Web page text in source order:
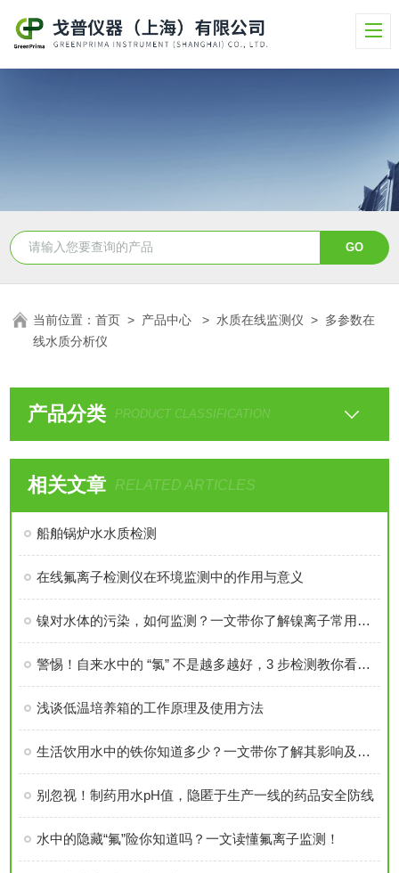
当前位置：首页 > 产品中心 > 水质在线监测仪 > 多参数在
线水质分析仪
产品分类 PRODUCT CLASSIFICATION
相关文章 RELATED ARTICLES
船舶锅炉水水质检测
在线氟离子检测仪在环境监测中的作用与意义
镍对水体的污染，如何监测？一文带你了解镍离子常用检测方法
警惕！自来水中的 “氯” 不是越多越好，3 步检测教你看懂安全线
浅谈低温培养箱的工作原理及使用方法
生活饮用水中的铁你知道多少？一文带你了解其影响及检测方法
别忽视！制药用水pH值，隐匿于生产一线的药品安全防线
水中的隐藏“氟”险你知道吗？一文读懂氟离子监测！